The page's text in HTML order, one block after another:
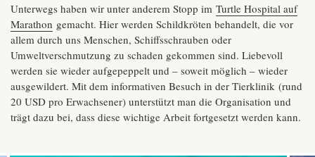
Unterwegs haben wir unter anderem Stopp im Turtle Hospital auf
Marathon gemacht. Hier werden Schildkröten behandelt, die vor
allem durch uns Menschen, Schiffsschrauben oder
Umweltverschmutzung zu schaden gekommen sind. Liebevoll
werden sie wieder aufgepeppelt und – soweit möglich – wieder
ausgewildert. Mit dem informativen Besuch in der Tierklinik (rund
20 USD pro Erwachsener) unterstützt man die Organisation und
trägt dazu bei, dass diese wichtige Arbeit fortgesetzt werden kann.